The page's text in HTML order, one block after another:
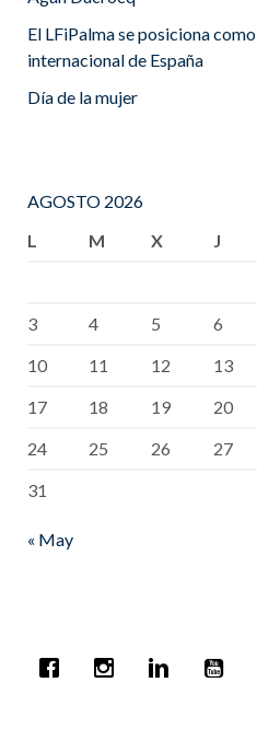
El LFiPalma se posiciona
internacional de España
Día de la mujer
AGOSTO 2026
L
M X J
3
4 5 6
10
11 12 13
17
18 19 20
24
25 26 27
31
« May